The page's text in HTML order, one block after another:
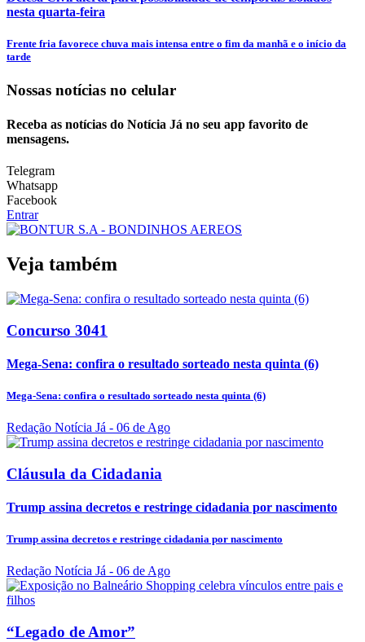
nesta quarta-feira
Frente fria favorece chuva mais intensa entre o fim da manhã e o início da
tarde
Nossas notícias no celular
Receba as notícias do Notícia Já no seu app favorito de
mensagens.
Telegram
Whatsapp
Facebook
Entrar
Veja também
Concurso 3041
Mega-Sena: confira o resultado sorteado nesta quinta (6)
Mega-Sena: confira o resultado sorteado nesta quinta (6)
Redação Notícia Já - 06 de Ago
Cláusula da Cidadania
Trump assina decretos e restringe cidadania por nascimento
Trump assina decretos e restringe cidadania por nascimento
Redação Notícia Já - 06 de Ago
“Legado de Amor”